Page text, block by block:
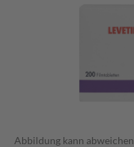
Abbildung kann abweichen